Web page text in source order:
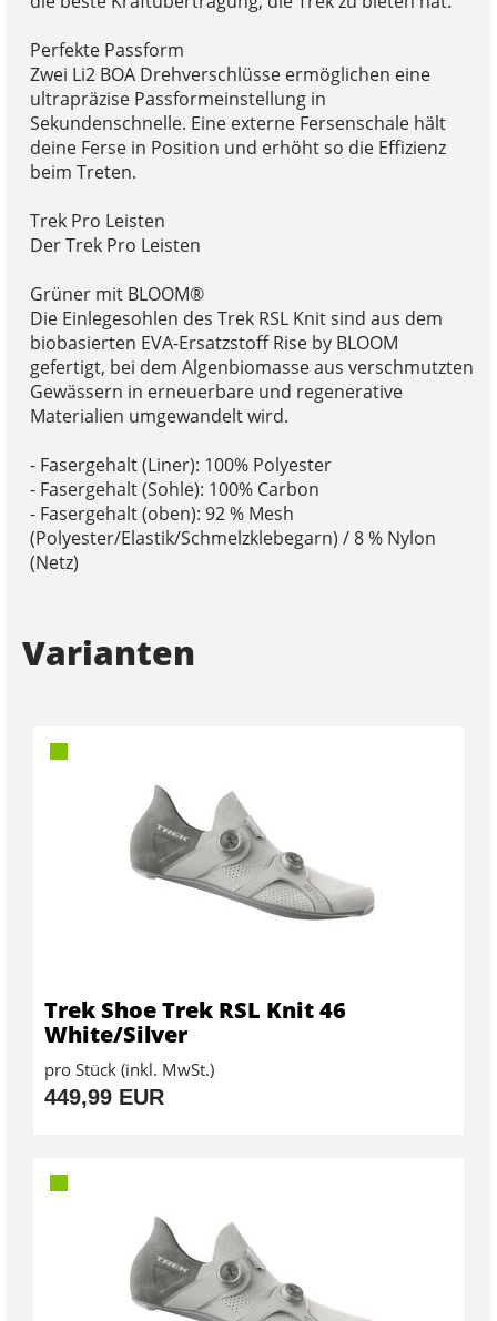
Perfekte Passform
Zwei Li2 BOA Drehverschlüsse ermöglichen eine
ultrapräzise Passformeinstellung in
Sekundenschnelle. Eine externe Fersenschale hält
deine Ferse in Position und erhöht so die Effizienz
beim Treten.
Trek Pro Leisten
Der Trek Pro Leisten
Grüner mit BLOOM®
Die Einlegesohlen des Trek RSL Knit sind aus dem
biobasierten EVA-Ersatzstoff Rise by BLOOM
gefertigt, bei dem Algenbiomasse aus verschmutzten
Gewässern in erneuerbare und regenerative
Materialien umgewandelt wird.
- Fasergehalt (Liner): 100% Polyester
- Fasergehalt (Sohle): 100% Carbon
- Fasergehalt (oben): 92 % Mesh
(Polyester/Elastik/Schmelzklebegarn) / 8 % Nylon
(Netz)
Varianten
Trek Shoe Trek RSL Knit 46
White/Silver
pro Stück (inkl. MwSt.)
449,99 EUR